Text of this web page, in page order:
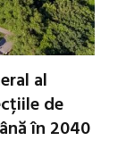
al
de
în 2040